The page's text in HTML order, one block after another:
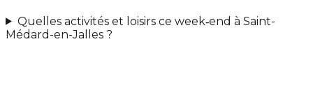
Quelles activités et loisirs ce week‑end à Saint-
Médard-en-Jalles ?